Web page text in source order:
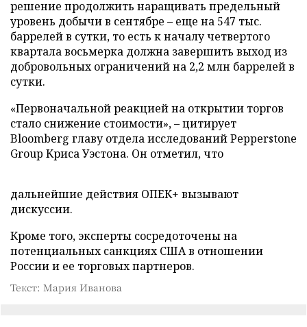
решение продолжить наращивать предельный
уровень добычи в сентябре – еще на 547 тыс.
баррелей в сутки, то есть к началу четвертого
квартала восьмерка должна завершить выход из
добровольных ограничений на 2,2 млн баррелей в
сутки.
«Первоначальной реакцией на открытии торгов
стало снижение стоимости», – цитирует
Bloomberg главу отдела исследований Pepperstone
Group Криса Уэстона. Он отметил, что
дальнейшие действия ОПЕК+ вызывают
дискуссии.
Кроме того, эксперты сосредоточены на
потенциальных санкциях США в отношении
России и ее торговых партнеров.
Текст: Мария Иванова